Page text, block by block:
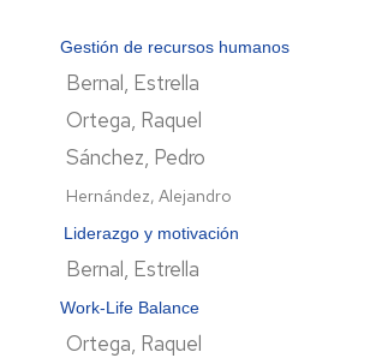
Gestión de recursos humanos
Bernal, Estrella
Ortega, Raquel
Sánchez, Pedro
Hernández, Alejandro
Liderazgo y motivación
Bernal, Estrella
Work-Life Balance
Ortega, Raquel